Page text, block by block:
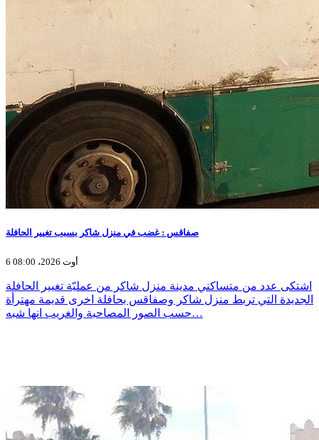
صفاقس : غضب في منزل شاكر بسبب تغيير الحافلة
6 أوت 2026، 08:00
اشتكى عدد من متساكني مدينة منزل شاكر من عمليّة تغيير الحافلة
الجديدة التي تربط منزل شاكر وصفاقس بحافلة اخرى قديمة مهترأة
حسب الصور المصاحبة والغريب انها شبه…